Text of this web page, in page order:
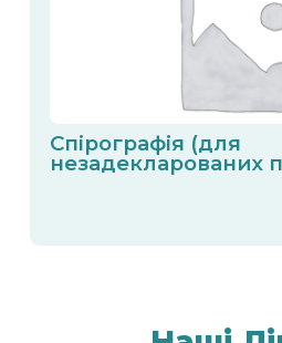
Спірографія (для
незадекларованих